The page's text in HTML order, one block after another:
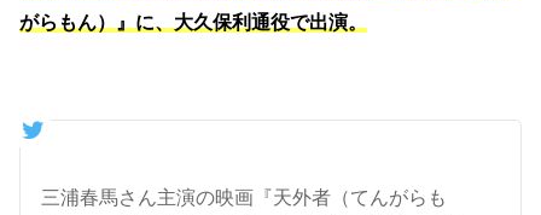
がらもん）』に、大久保利通役で出演。
三浦春馬さん主演の映画『天外者（てんがらも